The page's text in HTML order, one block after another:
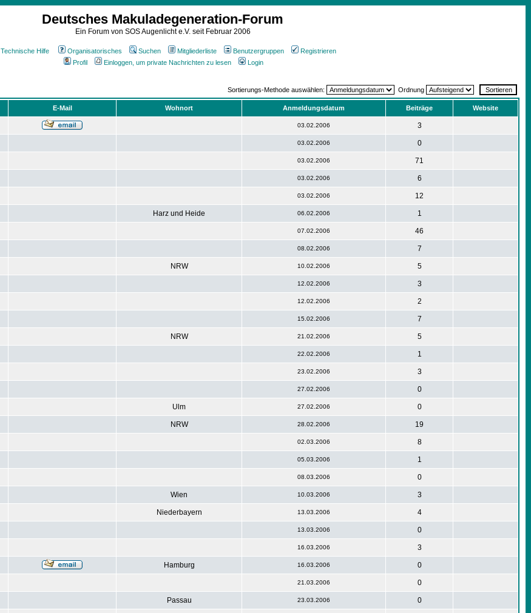
Deutsches Makuladegeneration-Forum
Ein Forum von SOS Augenlicht e.V. seit Februar 2006
Technische Hilfe Organisatorisches Suchen Mitgliederliste Benutzergruppen
Registrieren
Profil
Einloggen, um private Nachrichten zu lesen Login
Sortierungs-Methode auswählen: Ordnung
E-Mail Wohnort Anmeldungsdatum Beiträge Website
03.02.2006 3
03.02.2006 0
03.02.2006 71
03.02.2006 6
03.02.2006 12
Harz und Heide 06.02.2006 1
07.02.2006 46
08.02.2006 7
NRW 10.02.2006 5
12.02.2006 3
12.02.2006 2
15.02.2006 7
NRW 21.02.2006 5
22.02.2006 1
23.02.2006 3
27.02.2006 0
Ulm 27.02.2006 0
NRW 28.02.2006 19
02.03.2006 8
05.03.2006 1
08.03.2006 0
Wien 10.03.2006 3
Niederbayern 13.03.2006 4
13.03.2006 0
16.03.2006 3
Hamburg 16.03.2006 0
21.03.2006 0
Passau 23.03.2006 0